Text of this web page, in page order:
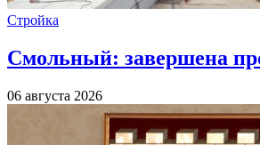
Стройка
Смольный: завершена
06 августа 2026